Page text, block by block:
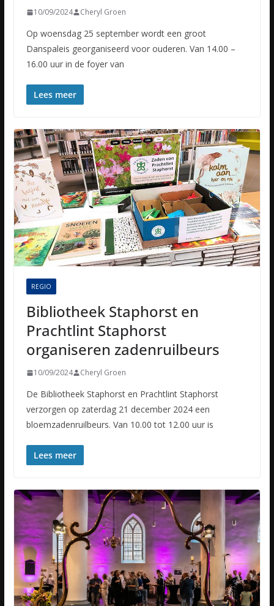
10/09/2024 Cheryl Groen
Op woensdag 25 september wordt een groot
Danspaleis georganiseerd voor ouderen. Van 14.00 –
16.00 uur in de foyer van
Lees meer
REGIO
Bibliotheek Staphorst en
Prachtlint Staphorst
organiseren zadenruilbeurs
10/09/2024 Cheryl Groen
De Bibliotheek Staphorst en Prachtlint Staphorst
verzorgen op zaterdag 21 december 2024 een
bloemzadenruilbeurs. Van 10.00 tot 12.00 uur is
Lees meer